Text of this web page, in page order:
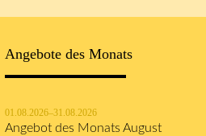
Angebote des Monats
01.08.2026–31.08.2026
Angebot des Monats August